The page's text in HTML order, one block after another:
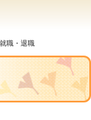
職・退職